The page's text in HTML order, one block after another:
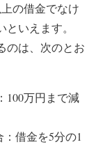
の借金でなけ
いえます。
のは、次のとお
100万円まで減
借金を5分の1